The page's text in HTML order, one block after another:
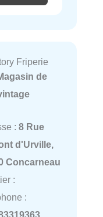
Friperie
de
: 8 Rue
d'Urville,
Concarneau
:
: